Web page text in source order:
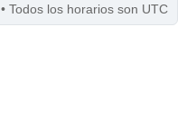
• Todos los horarios son UTC